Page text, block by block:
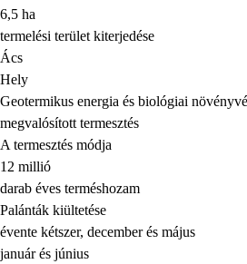
6,5 ha
termelési terület kiterjedése
Ács
Hely
Geotermikus energia és biológiai
megvalósított termesztés
A termesztés módja
12 millió
darab éves terméshozam
Palánták kiültetése
évente kétszer, december és május
január és június